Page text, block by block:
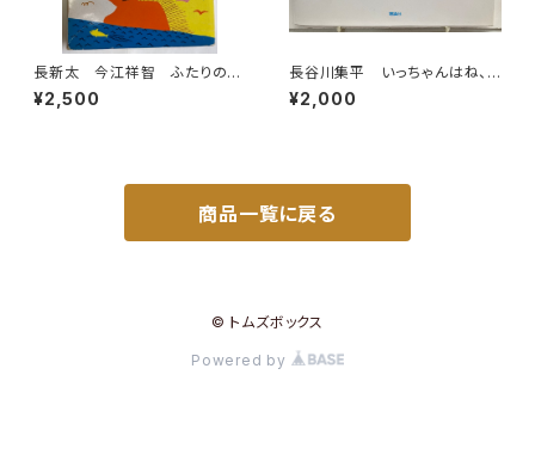
長新太 今江祥智 ふたりのつ
むぎ唄 1976年 初版 理論
社刊
¥2,500
長谷川集平 いっちゃんはね、
おしゃべりがしたいのにね 灰
谷健次郎 1978年初版の1981
¥2,000
商品一覧に戻る
© トムズボックス
Powered by